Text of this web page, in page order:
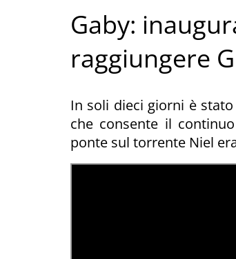
Gaby:
raggiungere
In soli dieci giorni è
che consente il
ponte sul torrente Niel